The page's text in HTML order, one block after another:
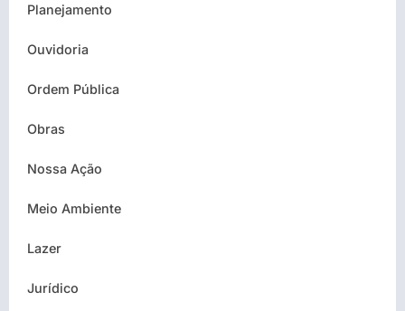
Planejamento
Ouvidoria
Ordem Pública
Obras
Nossa Ação
Meio Ambiente
Lazer
Jurídico